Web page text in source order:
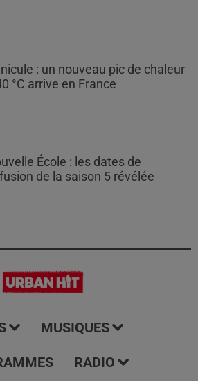
: un nouveau pic de chaleur
°C arrive en France
École : les dates de
de la saison 5 révélée
MUSIQUES
RADIO